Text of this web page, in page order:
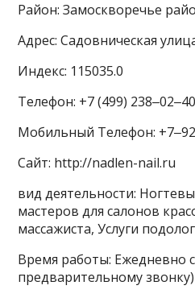
Район: Замоскворечье
Адрес: Садовническая
Индекс: 115035.0
Телефон: +7 (499) 238‒02‒40
Мобильный Телефон:
Сайт: http://nadlen-nail.ru
вид деятельности:
мастеров для салонов
массажиста, Услуги
Время работы: Ежедневно
предварительному звонку)